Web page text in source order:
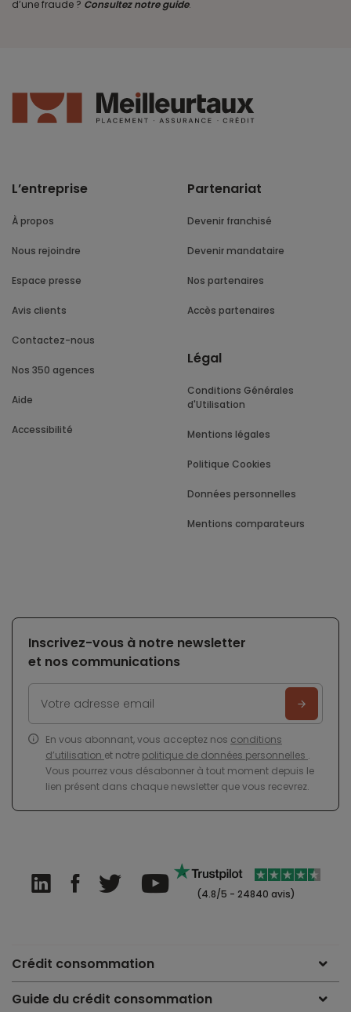
d’une fraude ? Consultez notre guide.
L’entreprise
À propos
Nous rejoindre
Espace presse
Avis clients
Contactez-nous
Nos 350 agences
Aide
Accessibilité
Partenariat
Devenir franchisé
Devenir mandataire
Nos partenaires
Accès partenaires
Légal
Conditions Générales
d'Utilisation
Mentions légales
Politique Cookies
Données personnelles
Mentions comparateurs
Inscrivez-vous à notre newsletter
et nos communications
En vous abonnant, vous acceptez nos conditions
d’utilisation et notre politique de données personnelles .
Vous pourrez vous désabonner à tout moment depuis le
lien présent dans chaque newsletter que vous recevrez.
(4.8/5 - 24840 avis)
Crédit consommation
Guide du crédit consommation